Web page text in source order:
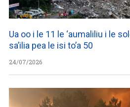
Ua oo i le 11 le ‘aumaliliu i le
sa’ilia pea le isi to’a 50
24/07/2026